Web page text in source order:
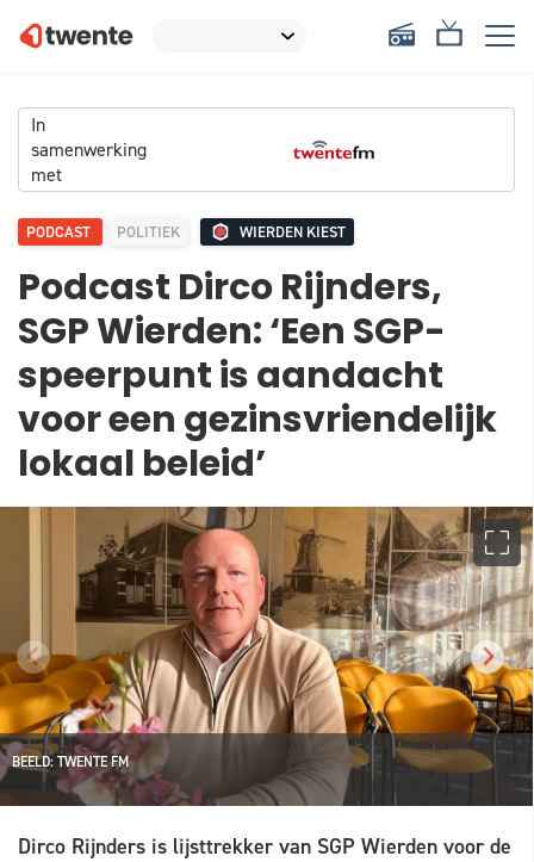
In
samenwerking
met
PODCAST POLITIEK WIERDEN KIEST
Podcast Dirco Rijnders,
SGP Wierden: ‘Een SGP-
speerpunt is aandacht
voor een gezinsvriendelijk
lokaal beleid’
BEELD: TWENTE FM
Dirco Rijnders is lijsttrekker van SGP Wierden voor de